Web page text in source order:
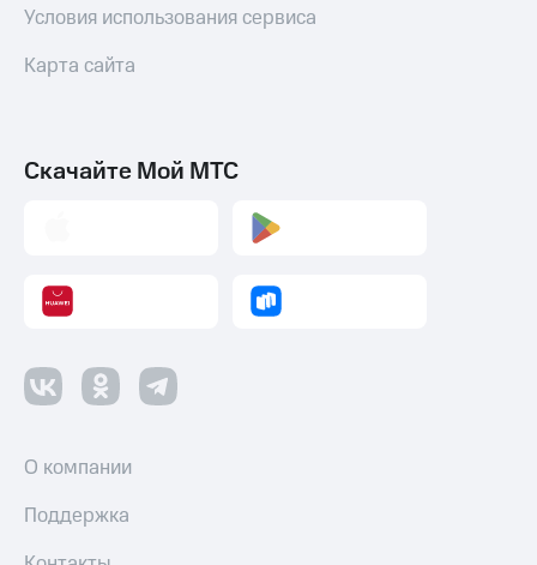
Условия использования сервиса
Карта сайта
Скачайте Мой МТС
О компании
Поддержка